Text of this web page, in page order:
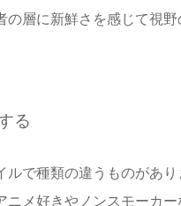
の層に新鮮さを感じて視
る
ルで種類の違うものがあ
ニメ好きやノンスモーカ